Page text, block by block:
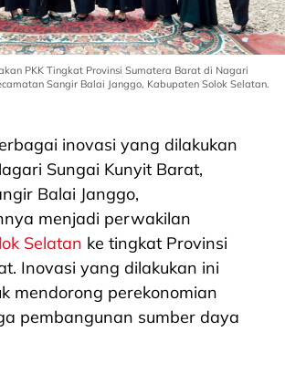
PKK Tingkat Provinsi Sumatera Barat di Nagari
Sangir Balai Janggo, Kabupaten Solok Selatan.
inovasi yang dilakukan
Sungai Kunyit Barat,
Balai Janggo,
menjadi perwakilan
Selatan ke tingkat Provinsi
Inovasi yang dilakukan ini
mendorong perekonomian
pembangunan sumber daya